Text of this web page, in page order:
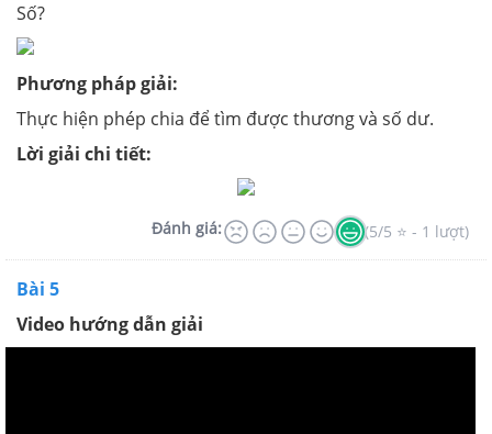
Số?
Phương pháp giải:
Thực hiện phép chia để tìm được thương và số dư.
Lời giải chi tiết:
Đánh giá: (5/5 ⭐ - 1 lượt)
Bài 5
Video hướng dẫn giải